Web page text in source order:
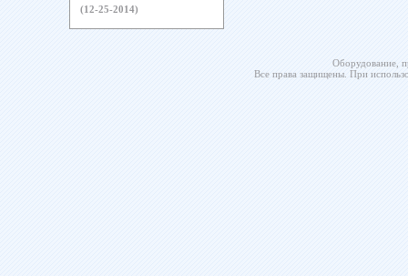
(12-25-2014)
Оборудование,
Все права защищены. При